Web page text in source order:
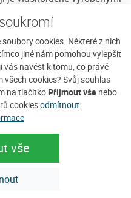
cookies. Některé z nich
jiné nám pomohou vylepšit
vás navést k tomu, co právě
cookies? Svůj souhlas
na tlačítko Přijmout vše nebo
cookiesodmítnout
vše
malovaný, nedáte-li
vám snese jiný.“
to pak chlapce
a vážou jim barevné
hoši pozor na kořaličky,
v pořádku zpátky
právě na Javorníku!